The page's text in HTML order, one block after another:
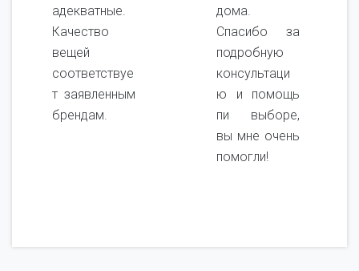
адекватные.
Качество
вещей
соответствуе
т заявленным
брендам.
дома.
Спасибо за
подробную
консультаци
ю и помощь
пи выборе,
вы мне очень
помогли!